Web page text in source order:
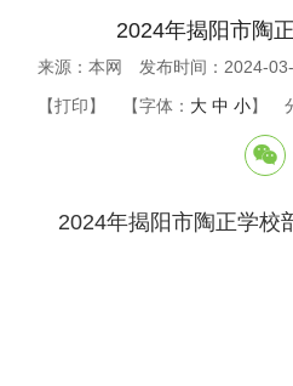
2024年揭阳市陶
来源：本网 发布时间：2024-
【打印】 【字体： 大 中 小】
2024年揭阳市陶正学校